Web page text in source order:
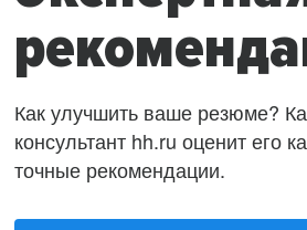
Как улучшить ваше резюме?
консультант hh.ru оценит его
точные рекомендации.